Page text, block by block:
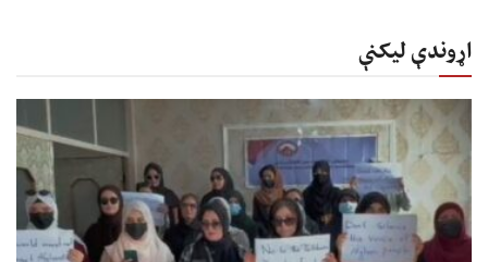
اړوندې لیکنې